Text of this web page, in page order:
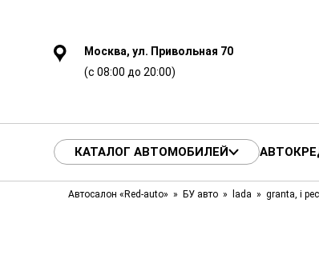
Москва, ул. Привольная 70
(с 08:00 до 20:00)
КАТАЛОГ АВТОМОБИЛЕЙ
Автосалон «Red-auto» БУ авто lada granta, i